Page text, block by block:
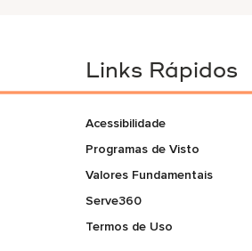
Links Rápidos
Acessibilidade
Programas de Visto
Valores Fundamentais
Serve360
Termos de Uso